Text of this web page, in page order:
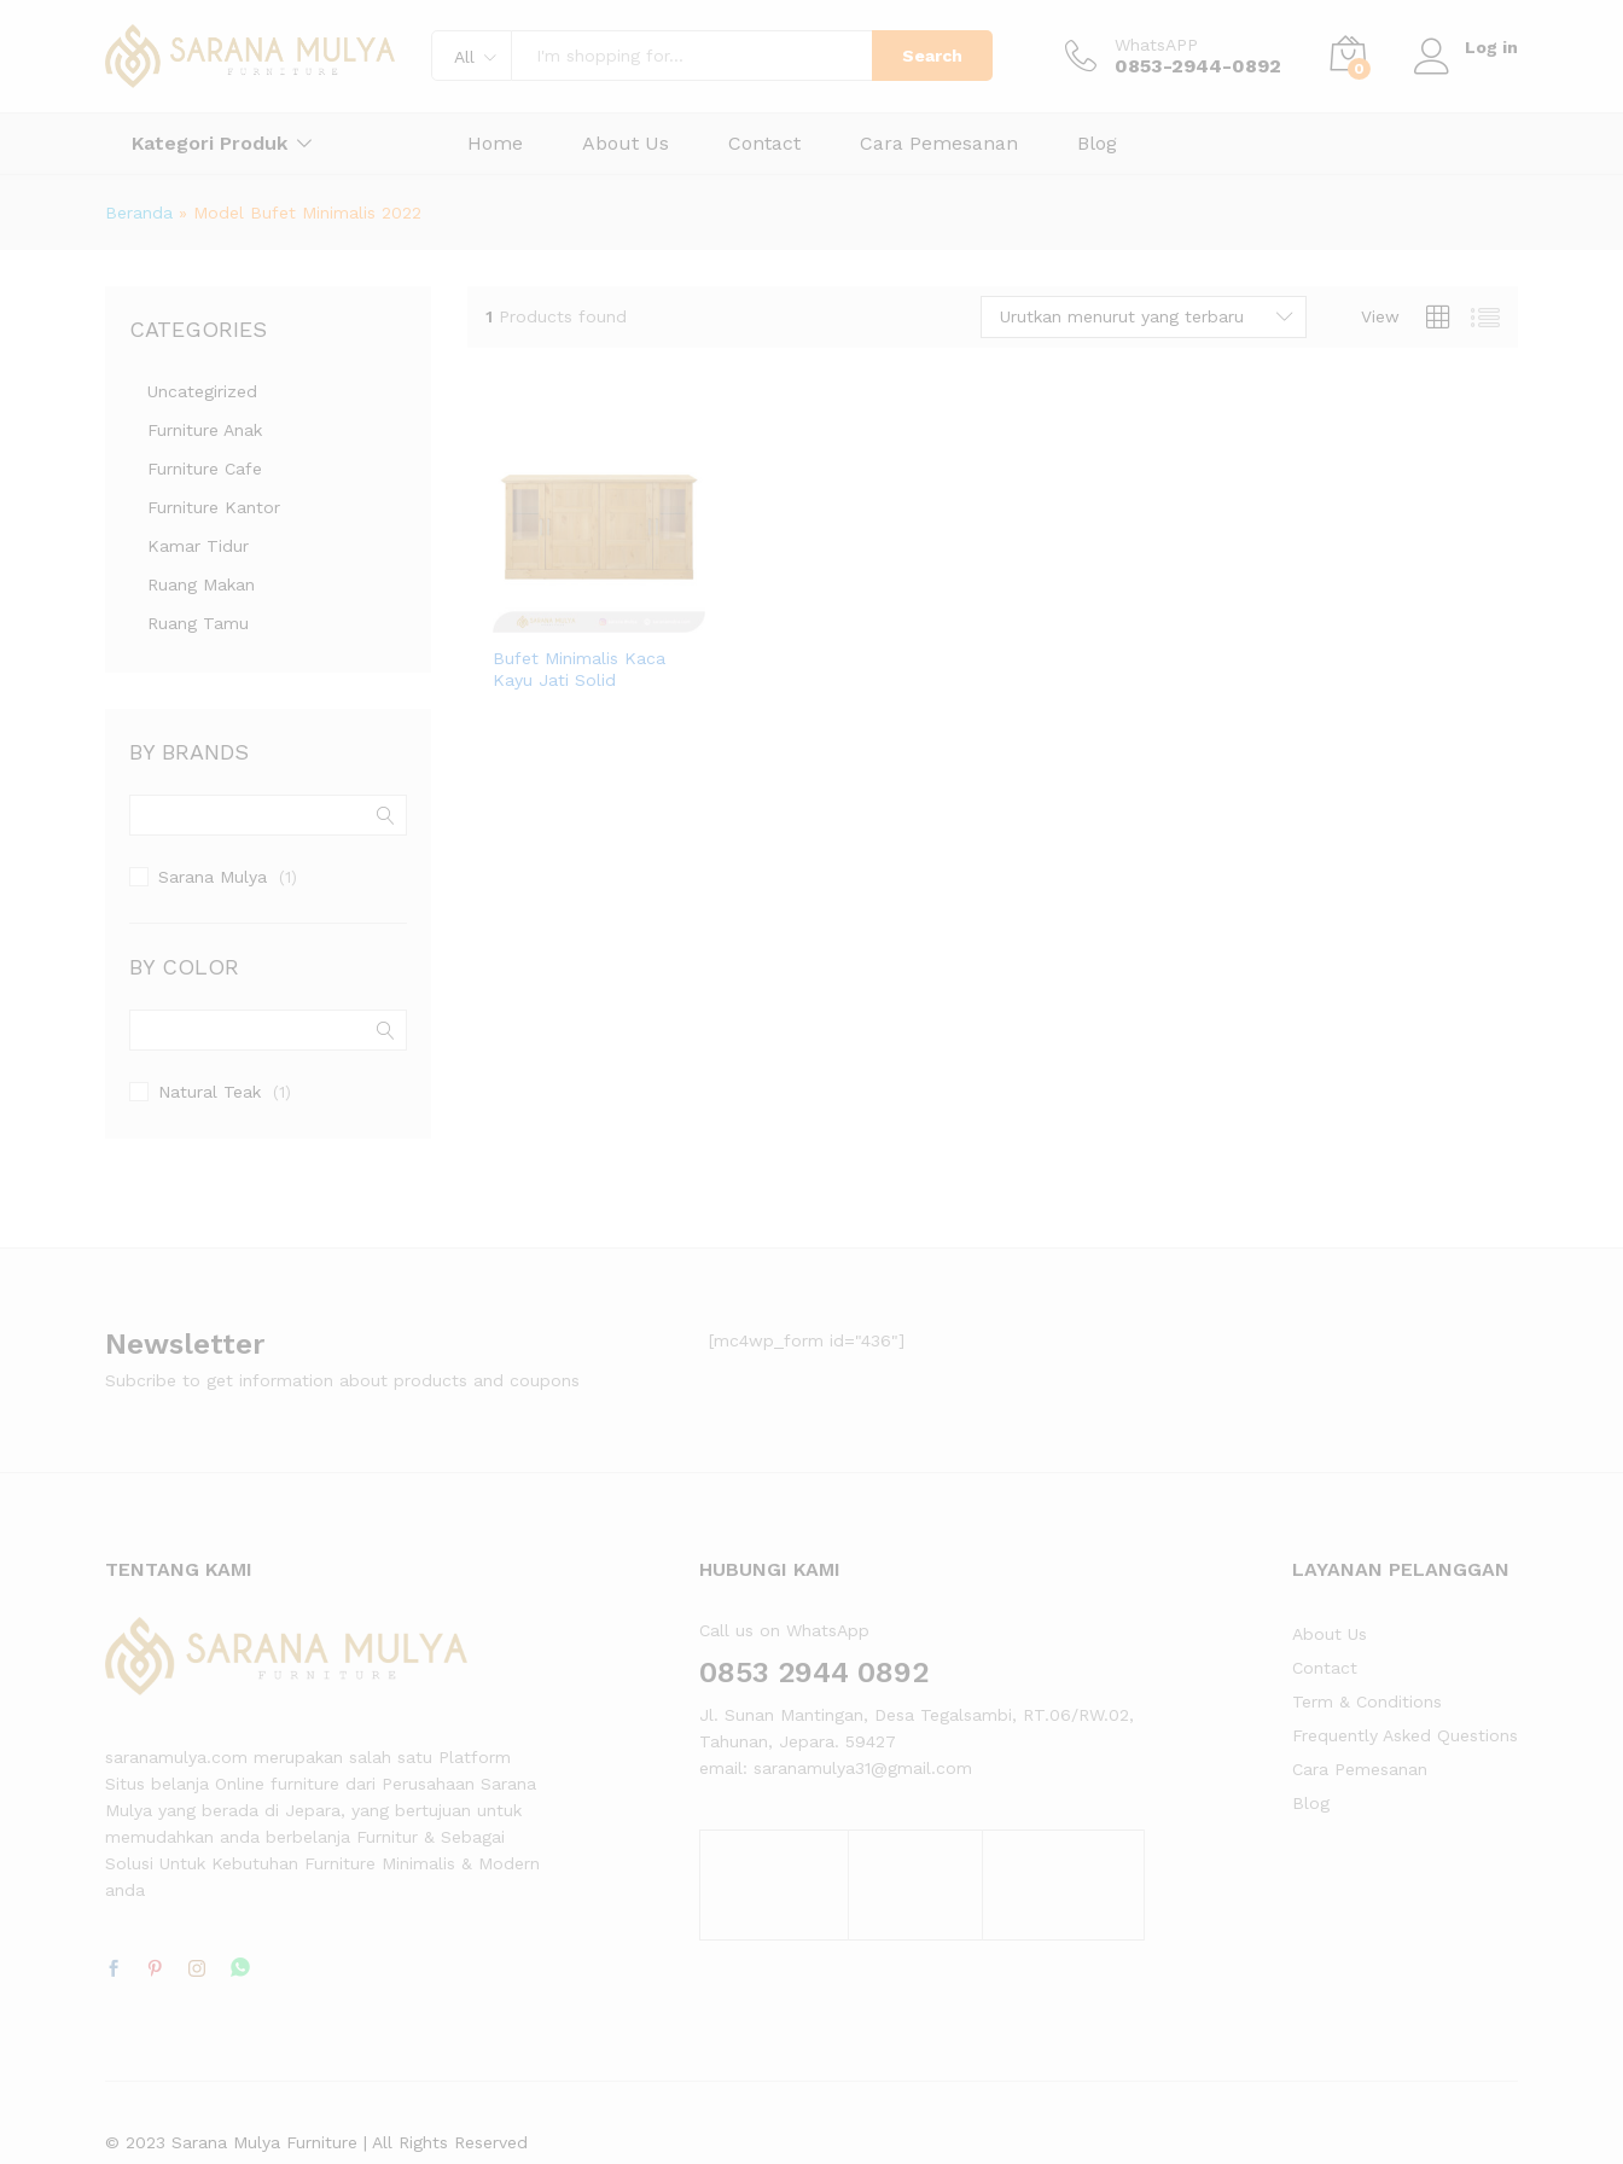
All Search
WhatsAPP
0853-2944-0892 0
Log in
Kategori Produk Home About Us Contact Cara Pemesanan Blog
Beranda » Model Bufet Minimalis 2022
1 Products found View
Urutkan menurut yang terbaru
Bufet Minimalis Kaca
Kayu Jati Solid
CATEGORIES
Uncategirized
Furniture Anak
Furniture Cafe
Furniture Kantor
Kamar Tidur
Ruang Makan
Ruang Tamu
BY BRANDS
Sarana Mulya (1)
BY COLOR
Natural Teak (1)
Newsletter
Subcribe to get information about products and coupons
[mc4wp_form id="436"]
TENTANG KAMI
saranamulya.com merupakan salah satu Platform
Situs belanja Online furniture dari Perusahaan Sarana
Mulya yang berada di Jepara, yang bertujuan untuk
memudahkan anda berbelanja Furnitur & Sebagai
Solusi Untuk Kebutuhan Furniture Minimalis & Modern
anda
HUBUNGI KAMI
Call us on WhatsApp
0853 2944 0892
Jl. Sunan Mantingan, Desa Tegalsambi, RT.06/RW.02,
Tahunan, Jepara. 59427
email: saranamulya31@gmail.com
LAYANAN PELANGGAN
About Us
Contact
Term & Conditions
Frequently Asked Questions
Cara Pemesanan
Blog
© 2023 Sarana Mulya Furniture | All Rights Reserved